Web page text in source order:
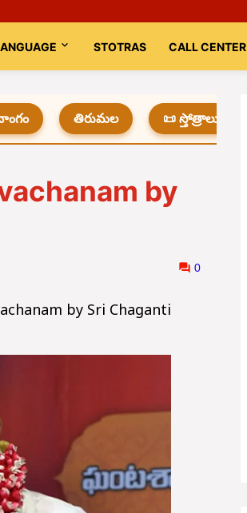
STOTRAS CALL CENTER
తిరుమల 📜 స్తోత్రాలు
by
0
by Sri Chaganti